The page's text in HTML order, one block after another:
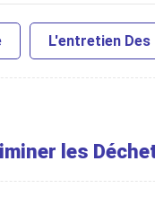
L'entretien Des
les